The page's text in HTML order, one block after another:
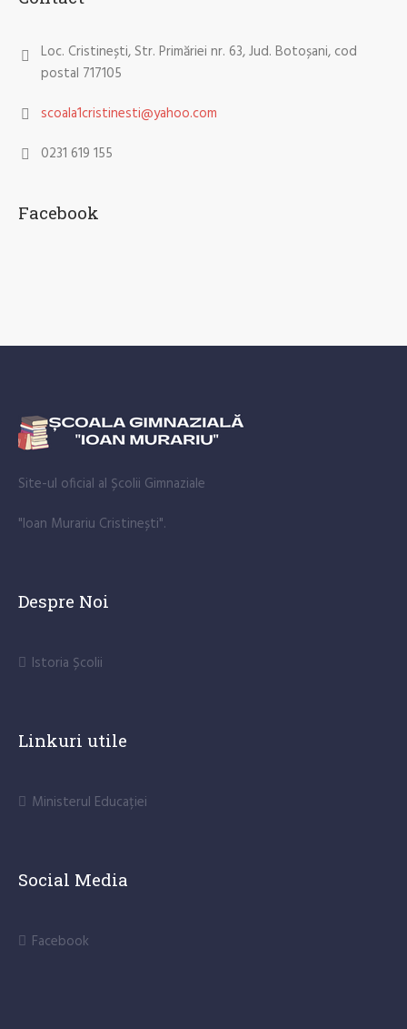
Loc. Cristinești, Str. Primăriei nr. 63, Jud. Botoșani, cod
postal 717105
scoala1cristinesti@yahoo.com
0231 619 155
Facebook
Site-ul oficial al Școlii Gimnaziale
"Ioan Murariu Cristinești".
Despre Noi
Istoria Școlii
Linkuri utile
Ministerul Educației
Social Media
Facebook